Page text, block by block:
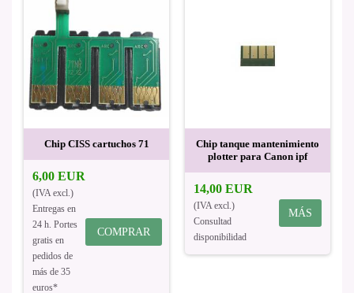
Chip CISS cartuchos 71
6,00 EUR
(IVA excl.)
Entregas en
24 h. Portes
gratis en
pedidos de
más de 35
euros*
COMPRAR
Chip tanque mantenimiento
plotter para Canon ipf
14,00 EUR
(IVA excl.)
Consultad
disponibilidad
MÁS